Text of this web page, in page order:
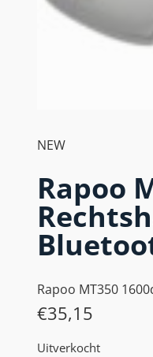
NEW
Rapoo
Rapoo MT350
€35,15
Uitverkocht